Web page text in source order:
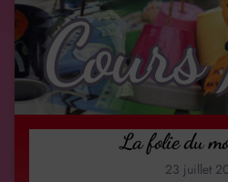
La folie du
23 juillet